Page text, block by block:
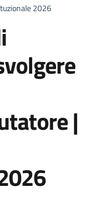
2026
|